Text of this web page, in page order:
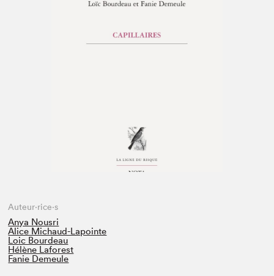
Espace médias
Auteur·rice·s
Anya Nousri
Alice Michaud-Lapointe
Loic Bourdeau
Hélène Laforest
Fanie Demeule